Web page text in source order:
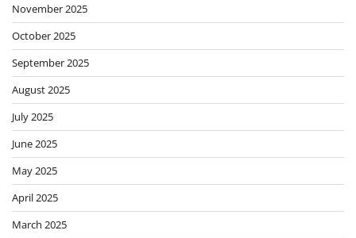
November 2025
October 2025
September 2025
August 2025
July 2025
June 2025
May 2025
April 2025
March 2025